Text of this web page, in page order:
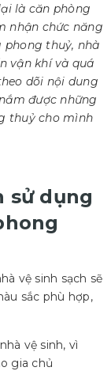
là căn phòng
nhận chức năng
phong thuỷ, nhà
vận khí và quá
dõi nội dung
được những
thuỷ cho mình
sử dụng
vệ sinh sạch sẽ
sắc phù hợp,
vệ sinh, vì
gia chủ